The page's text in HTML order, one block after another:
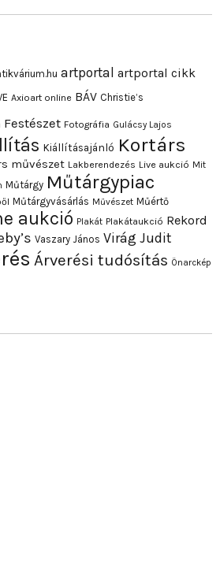
artportal artportal cikk
Axioart online BÁV Christie’s
Festészet Fotográfia Gulácsy Lajos
Kiállításajánló Kortárs
művészet Lakberendezés Live aukció Mit
Műtárgy Műtárgypiac
Műtárgyvásárlás Művészet Műértő
aukció Plakát Plakátaukció Rekord
Vaszary János Virág Judit
Árverési tudósítás Önarckép